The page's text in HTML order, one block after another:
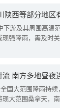
陕西等部分地区
游及其周围高温
强降雨，需及时
南方多地昼夜
国大范围降雨持
大范围桑拿天，